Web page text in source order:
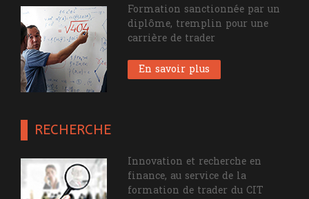
Formation sanctionnée par un
diplôme, tremplin pour une
carrière de trader
En savoir plus
RECHERCHE
Innovation et recherche en
finance, au service de la
formation de trader du CIT